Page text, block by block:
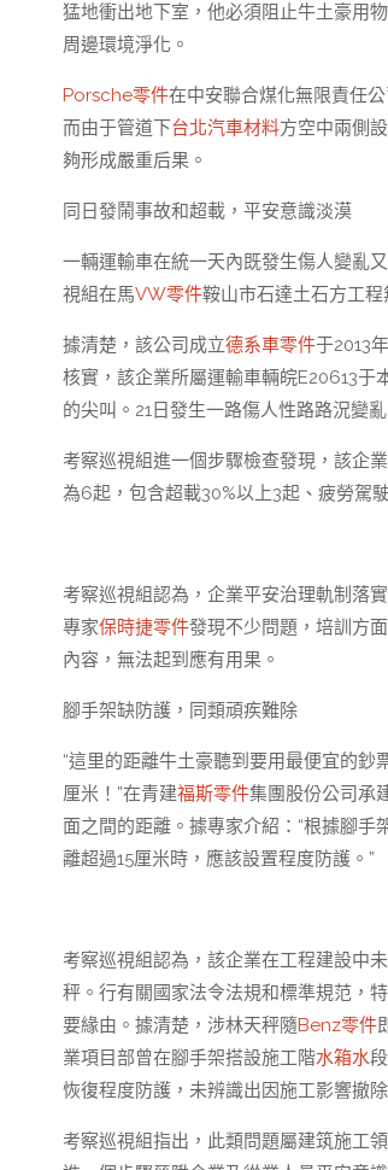
猛地衝出地下室，他必須阻止牛土豪用
周邊環境淨化。
Porsche零件在中安聯合煤化無限責任
而由于管道下台北汽車材料方空中兩側
夠形成嚴重后果。
同日發鬧事故和超載，平安意識淡漠
一輛運輸車在統一天內既發生傷人變亂
視組在馬VW零件鞍山市石達土石方工
據清楚，該公司成立德系車零件于2013
核實，該企業所屬運輸車輛皖E20613
的尖叫。21日發生一路傷人性路路況變
考察巡視組進一個步驟檢查發現，該企
為6起，包含超載30%以上3起、疲勞駕
考察巡視組認為，企業平安治理軌制落
專家保時捷零件發現不少問題，培訓方
內容，無法起到應有用果。
腳手架缺防護，同類頑疾難除
“這里的距離牛土豪聽到要用最便宜的
厘米！”在青建福斯零件集團股份公司承
面之間的距離。據專家介紹：“根據腳
離超過15厘米時，應該設置程度防護。”
考察巡視組認為，該企業在工程建設中
秤。行有關國家法令法規和標準規范，
要緣由。據清楚，涉林天秤隨Benz零件
業項目部曾在腳手架搭設施工階水箱水
恢復程度防護，未辨識出因施工影響撤
考察巡視組指出，此類問題屬建筑施工